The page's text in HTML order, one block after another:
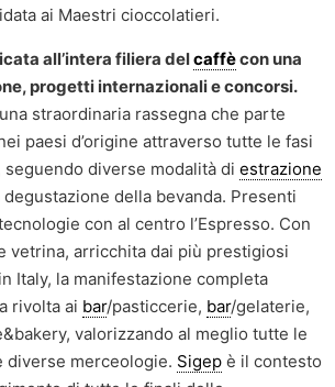
ai Maestri cioccolatieri.
all’intera filiera delcaffècon una
progetti internazionali e concorsi.
straordinaria rassegna che parte
paesi d’origine attraverso tutte le fasi
diverse modalità di estrazione
degustazione della bevanda. Presenti
con al centro l’Espresso. Con
vetrina, arricchita dai più prestigiosi
Italy, la manifestazione completa
rivolta ai bar/pasticcerie, bar/gelaterie,
valorizzando al meglio tutte le
diverse merceologie. Sigep è il contesto